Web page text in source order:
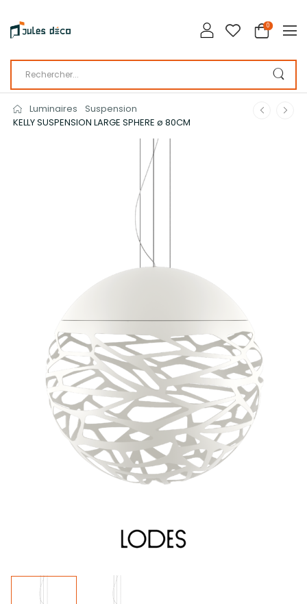
0
Luminaires
Suspension
KELLY SUSPENSION LARGE SPHERE ø 80CM